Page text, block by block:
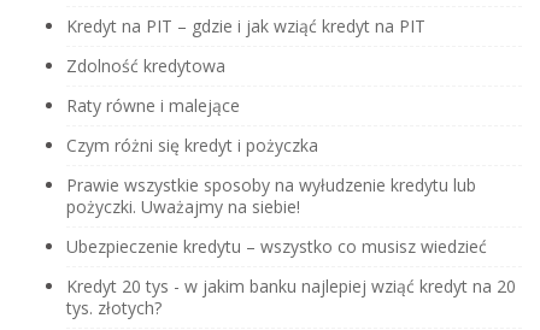
Kredyt na PIT – gdzie i jak wziąć kredyt na PIT
Zdolność kredytowa
Raty równe i malejące
Czym różni się kredyt i pożyczka
Prawie wszystkie sposoby na wyłudzenie kredytu lub
pożyczki. Uważajmy na siebie!
Ubezpieczenie kredytu – wszystko co musisz wiedzieć
Kredyt 20 tys - w jakim banku najlepiej wziąć kredyt na 20
tys. złotych?